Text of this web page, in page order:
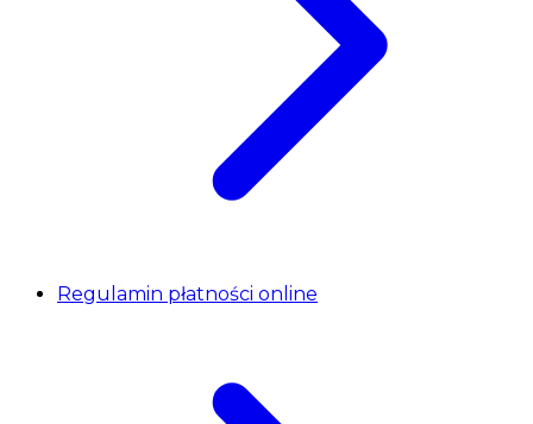
Regulamin płatności online